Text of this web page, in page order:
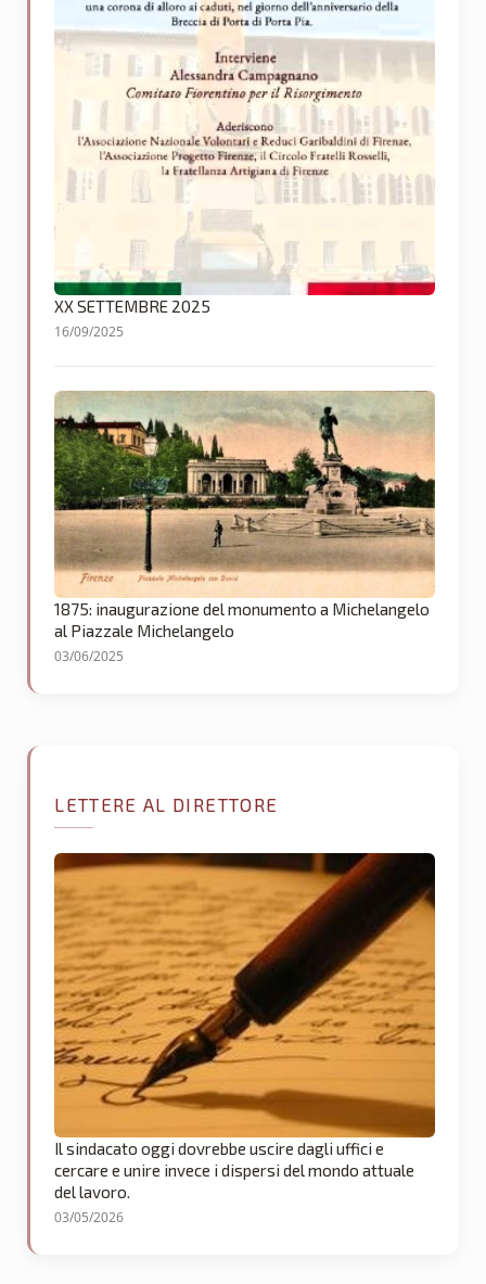
XX SETTEMBRE 2025
16/09/2025
1875: inaugurazione del monumento a Michelangelo
al Piazzale Michelangelo
03/06/2025
LETTERE AL DIRETTORE
Il sindacato oggi dovrebbe uscire dagli uffici e
cercare e unire invece i dispersi del mondo attuale
del lavoro.
03/05/2026